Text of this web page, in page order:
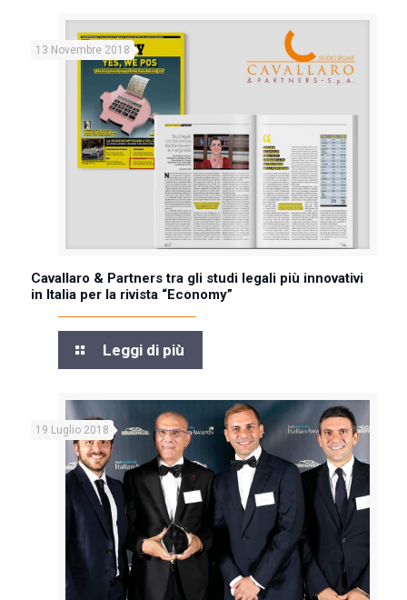
13 Novembre 2018
Cavallaro & Partners tra gli studi legali più innovativi
in Italia per la rivista “Economy”
Leggi di più
19 Luglio 2018